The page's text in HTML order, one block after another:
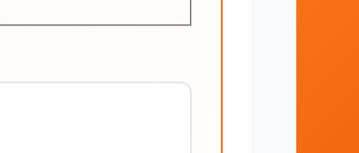
Maksymalnie 1000 znaków